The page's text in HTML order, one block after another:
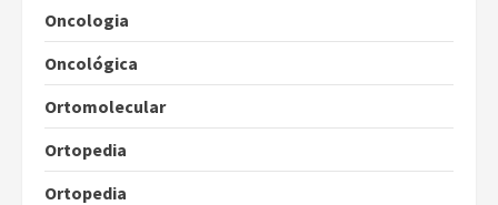
Oncologia
Oncológica
Ortomolecular
Ortopedia
Ortopedia